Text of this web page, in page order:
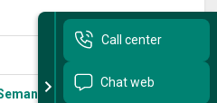
Bienestar 2022
Call center
Chat web